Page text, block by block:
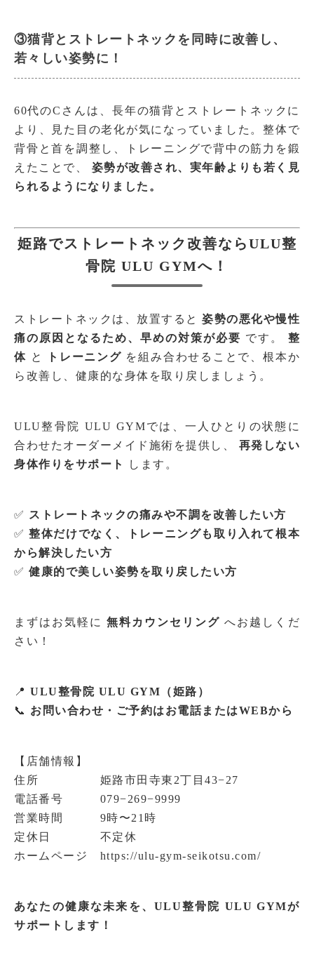
③猫背とストレートネックを同時に改善し、
若々しい姿勢に！
60代のCさんは、長年の猫背とストレートネックに
より、見た目の老化が気になっていました。整体で
背骨と首を調整し、トレーニングで背中の筋力を鍛
えたことで、 姿勢が改善され、実年齢よりも若く見
られるようになりました。
姫路でストレートネック改善ならULU整
骨院 ULU GYMへ！
ストレートネックは、放置すると 姿勢の悪化や慢性
痛の原因となるため、早めの対策が必要 です。 整
体 と トレーニング を組み合わせることで、根本か
ら改善し、健康的な身体を取り戻しましょう。
ULU整骨院 ULU GYMでは、一人ひとりの状態に
合わせたオーダーメイド施術を提供し、 再発しない
身体作りをサポート
します。
✅ ストレートネックの痛みや不調を改善したい方
✅整体だけでなく、トレーニングも取り入れて根本
から解決したい方
✅ 健康的で美しい姿勢を取り戻したい方
まずはお気軽に無料カウンセリング へお越しくだ
さい！
📍 ULU整骨院 ULU GYM（姫路）
📞 お問い合わせ・ご予約はお電話またはWEBから
【店舗情報】
住所 姫路市田寺東2丁目43−27
電話番号 079−269−9999
営業時間 9時〜21時
定休日 不定休
ホームページ https://ulu-gym-seikotsu.com/
あなたの健康な未来を、ULU整骨院 ULU GYMが
サポートします！